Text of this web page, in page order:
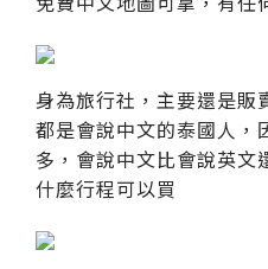
身為旅行社，主要還是販
都是會說中文的泰國人，
多，會說中文比會說英文
什麼行程可以買